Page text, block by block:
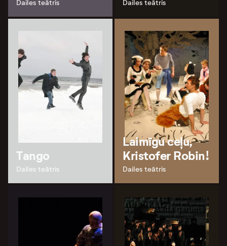
Dailes teātris Dailes teātris
Tango
Dailes teātris
Laimīgu ceļu,
Kristofer Robin!
Dailes teātris